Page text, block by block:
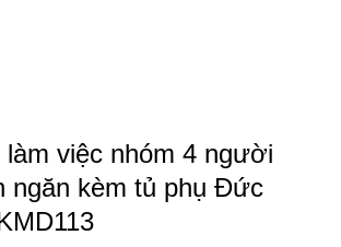
làm việc nhóm 4 người
ngăn kèm tủ phụ Đức